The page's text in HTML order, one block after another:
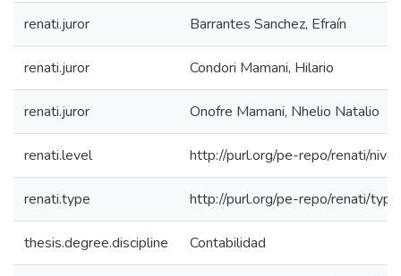
renati.juror Barrantes Sanchez, Efraín
renati.juror Condori Mamani, Hilario
renati.juror Onofre Mamani, Nhelio Natalio
renati.level http://purl.org/pe-repo/renati/
renati.type http://purl.org/pe-repo/renati/
thesis.degree.discipline Contabilidad